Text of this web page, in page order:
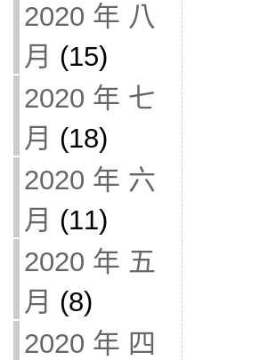
2020 年 八
月 (15)
2020 年 七
月 (18)
2020 年 六
月 (11)
2020 年 五
月 (8)
2020 年 四